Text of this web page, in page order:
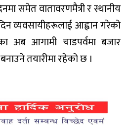
समेत वातावरणमैत्री र स्थानीय
व्यवसायीहरूलाई आह्वान गरेको
अब आगामी चाडपर्वमा बजार
तयारीमा रहेको छ ।